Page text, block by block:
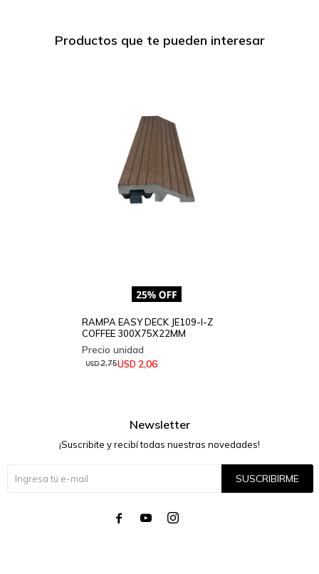
Productos que te pueden interesar
RAMPA EASY DECK JE109-I-Z
COFFEE 300X75X22MM
USD 2,06
USD2,75
Newsletter
¡Suscribite y recibí todas nuestras novedades!
SUSCRIBIRME
  